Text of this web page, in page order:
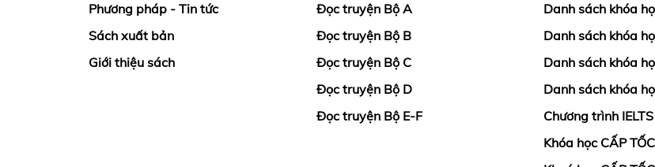
Phương pháp - Tin tức
Sách xuất bản
Giới thiệu sách
Đọc truyện Bộ A
Đọc truyện Bộ B
Đọc truyện Bộ C
Đọc truyện Bộ D
Đọc truyện Bộ E-F
Danh sách khóa
Danh sách khóa
Danh sách khóa
Danh sách khóa
Chương trình IELTS
Khóa học CẤP